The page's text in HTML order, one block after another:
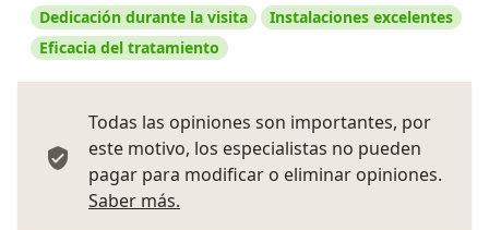
Dedicación durante la visita
Instalaciones excelentes
Eficacia del tratamiento
Todas las opiniones son importantes, por
este motivo, los especialistas no pueden
pagar para modificar o eliminar opiniones.
Saber más.